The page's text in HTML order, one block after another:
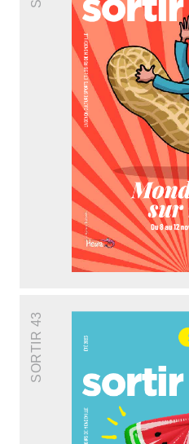
SORTIR 43